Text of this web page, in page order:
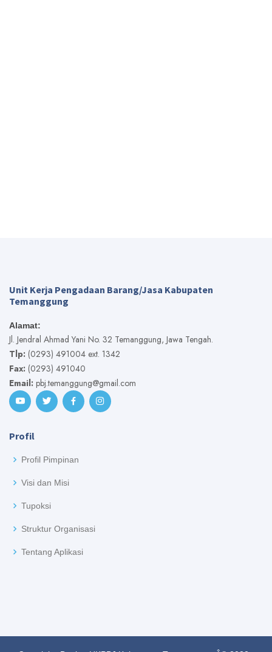
Unit Kerja Pengadaan Barang/Jasa Kabupaten
Temanggung
Alamat:
Jl. Jendral Ahmad Yani No. 32 Temanggung, Jawa Tengah.
Tlp: (0293) 491004 ext. 1342
Fax: (0293) 491040
Email: pbj.temanggung@gmail.com
Profil
Profil Pimpinan
Visi dan Misi
Tupoksi
Struktur Organisasi
Tentang Aplikasi